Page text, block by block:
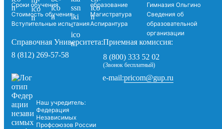
Сроки обучения
Стоимость обучения
Вступительные испытания
образование
Магистратура
Аспирантура
Гимназия Ольгино
Сведения об
образовательной
организации
Справочная Университета:
8 (812) 269-57-58
Приемная комиссия:
8 (800) 333 52 02
(Звонок бесплатный)
Наш учредитель:
Федерация
Независимых
Профсоюзов России
e-mail:pricom@gup.ru